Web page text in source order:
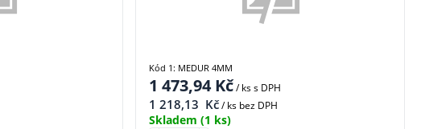
1 473,94Kč/ kss DPH
1 218,13 Kč/ ks bez DPH
Skladem (1 ks)
Kód 1: MEDUR 4MM